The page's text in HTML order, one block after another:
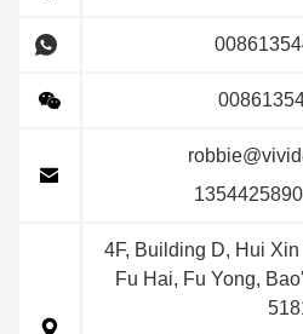
4F, Building D, Hui
Fu Hai, Fu Yong,